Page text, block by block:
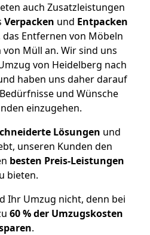
auch Zusatzleistungen
Verpacken und Entpacken
das Entfernen von Möbeln
Müll an. Wir sind uns
von Heidelberg nach
haben uns daher darauf
und Wünsche
einzugehen.
Lösungen und
unseren Kunden den
besten Preis-Leistungen
bieten.
Ihr Umzug nicht, denn bei
60 % der Umzugskosten
.